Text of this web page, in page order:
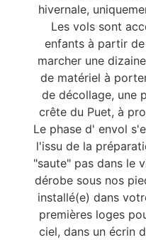
hivernale,
Les vols sont
enfants à partir
marcher une
de matériel à
de décollage, une
crête du Puet, à
Le phase d' envol
l'issu de la
"saute" pas dans le
dérobe sous nos
installé(e) dans
premières loges
ciel, dans un écrin